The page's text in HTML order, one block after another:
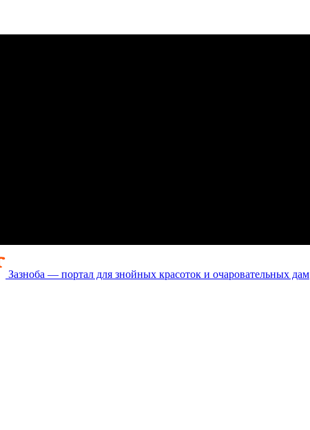
Зазноба — портал для знойных красоток и очаровательных дам